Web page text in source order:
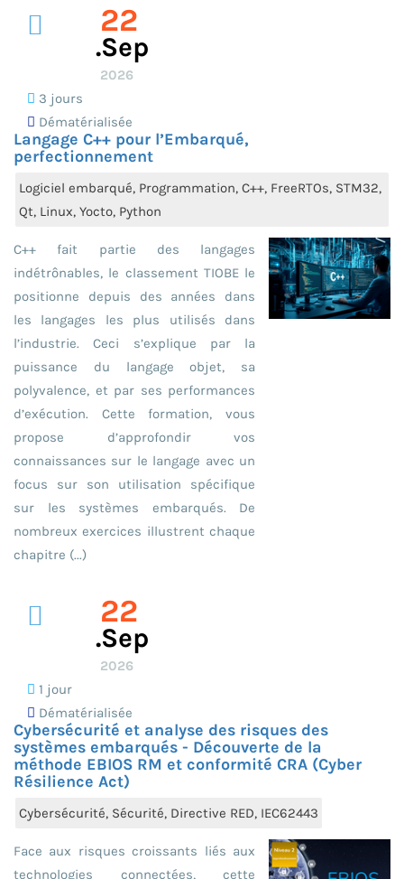
22
.sep
2026
3 jours
Dématérialisée
Langage C++ pour l’Embarqué,
perfectionnement
Logiciel embarqué, Programmation, C++, FreeRTOs, STM32,
Qt, Linux, Yocto, Python
C++ fait partie des langages
indétrônables, le classement TIOBE le
positionne depuis des années dans
les langages les plus utilisés dans
l’industrie. Ceci s’explique par la
puissance du langage objet, sa
polyvalence, et par ses performances
d’exécution. Cette formation, vous
propose d’approfondir vos
connaissances sur le langage avec un
focus sur son utilisation spécifique
sur les systèmes embarqués. De
nombreux exercices illustrent chaque
chapitre (...)
22
.sep
2026
1 jour
Dématérialisée
Cybersécurité et analyse des risques des
systèmes embarqués - Découverte de la
méthode EBIOS RM et conformité CRA (Cyber
Résilience Act)
Cybersécurité, Sécurité, Directive RED, IEC62443
Face aux risques croissants liés aux
technologies connectées, cette